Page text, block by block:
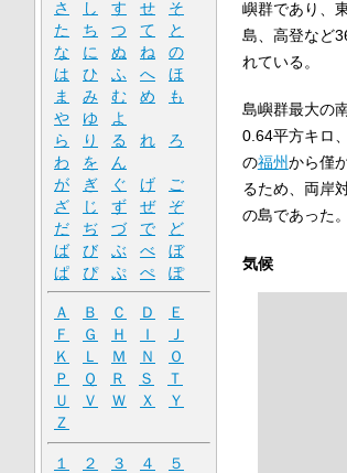
嶼群であり、
島、高登など
れている。
島嶼群最大の
0.64平方キロ、
の福州から僅
るため、両岸
の島であった。
気候
さ
し す せ
そ
た
ち つ て
と
な
に ぬ ね
の
は
ひ ふ へ
ほ
ま
み む め
も
や
ゆ
よ
ら
り る れ
ろ
わ
を
ん
が
ぎ ぐ げ
ご
ざ
じ ず ぜ
ぞ
だ
ぢ づ で
ど
ば
び ぶ べ
ぼ
ぱ
ぴ ぷ ぺ ぽ
Ａ Ｂ Ｃ Ｄ
Ｅ
Ｆ
Ｇ Ｈ Ｉ
Ｊ
Ｋ
Ｌ Ｍ Ｎ
Ｏ
Ｐ
Ｑ Ｒ Ｓ
Ｔ
Ｕ
Ｖ Ｗ Ｘ
Ｙ
Ｚ
１ ２ ３ ４
５